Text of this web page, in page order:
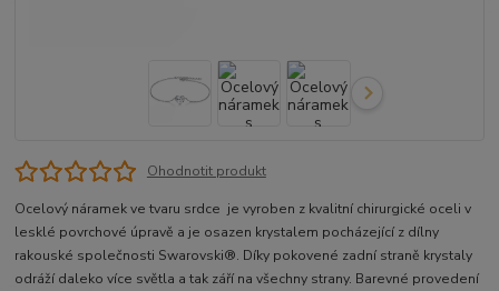
Ohodnotit produkt
Ocelový náramek ve tvaru srdce je vyroben z kvalitní chirurgické oceli v
lesklé povrchové úpravě a je osazen krystalem pocházející z dílny
rakouské společnosti Swarovski®. Díky pokovené zadní straně krystaly
odráží daleko více světla a tak září na všechny strany. Barevné provedení